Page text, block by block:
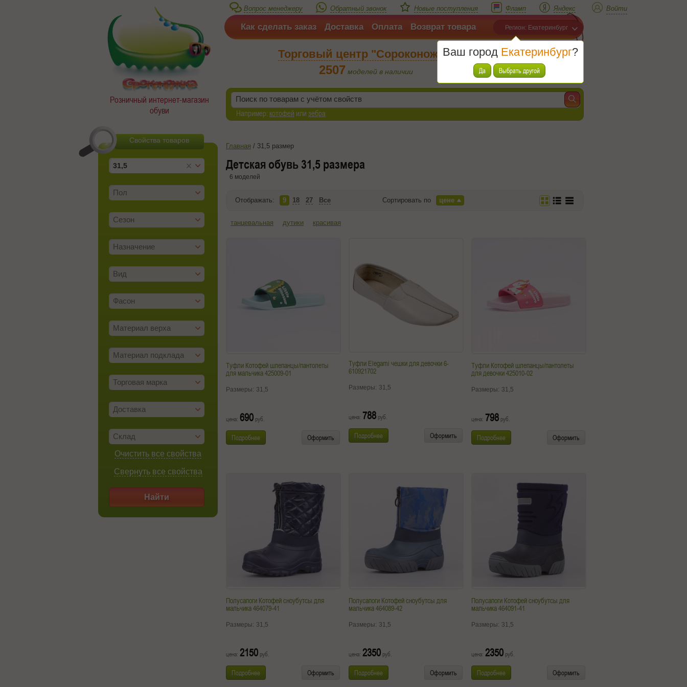
Розничный интернет-магазин
обуви
Например:котофей илизебра
Вопрос менеджеру Обратный звонок Новые поступления Фламп Яндекс Войти
Как сделать заказ Доставка Оплата Возврат товара Регион: Екатеринбург
Ваш город Екатеринбург?
Да Выбрать другой
Корзина
Товаров (
Торговый центр "Сороконожка"
2507 моделей в наличии
31,5
Пол
Сезон
Назначение
Вид
Фасон
Материал верха
Материал подклада
Торговая марка
Доставка
Склад
Очистить все свойства
Свернуть все свойства
Найти
Свойства товаров
Главная / 31,5 размер
Детская обувь 31,5 размера
6 моделей
Отображать: 9 18 27 Все Сортировать по цене
танцевальная дутики красивая
Туфли Котофей шлепанцы/пантолеты
для мальчика 425009-01
Размеры: 31,5
цена: 690 руб.
Подробнее Оформить
Туфли Elegami чешки для девочки 6-
610921702
Размеры: 31,5
цена: 788 руб.
Подробнее Оформить
Туфли Котофей шлепанцы/пантолеты
для девочки 425010-02
Размеры: 31,5
цена: 798 руб.
Подробнее Оформить
Полусапоги Котофей сноубутсы для
мальчика 464079-41
Размеры: 31,5
цена: 2150 руб.
Подробнее Оформить
Полусапоги Котофей сноубутсы для
мальчика 464089-42
Размеры: 31,5
цена: 2350 руб.
Подробнее Оформить
Полусапоги Котофей сноубутсы для
мальчика 464091-41
Размеры: 31,5
цена: 2350 руб.
Подробнее Оформить